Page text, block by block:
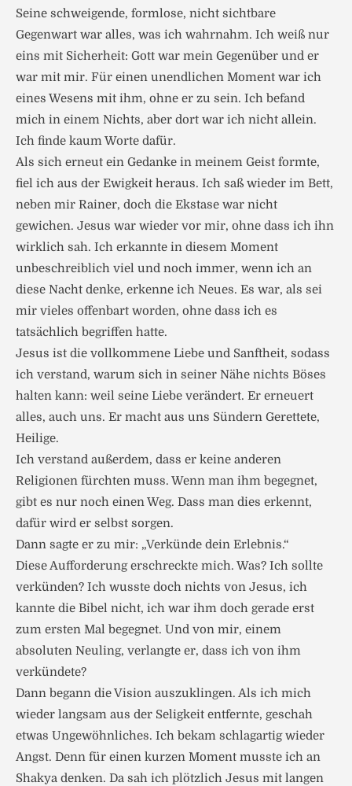
Seine schweigende, formlose, nicht sichtbare
Gegenwart war alles, was ich wahrnahm. Ich weiß nur
eins mit Sicherheit: Gott war mein Gegenüber und er
war mit mir. Für einen unendlichen Moment war ich
eines Wesens mit ihm, ohne er zu sein. Ich befand
mich in einem Nichts, aber dort war ich nicht allein.
Ich finde kaum Worte dafür.
Als sich erneut ein Gedanke in meinem Geist formte,
fiel ich aus der Ewigkeit heraus. Ich saß wieder im Bett,
neben mir Rainer, doch die Ekstase war nicht
gewichen. Jesus war wieder vor mir, ohne dass ich ihn
wirklich sah. Ich erkannte in diesem Moment
unbeschreiblich viel und noch immer, wenn ich an
diese Nacht denke, erkenne ich Neues. Es war, als sei
mir vieles offenbart worden, ohne dass ich es
tatsächlich begriffen hatte.
Jesus ist die vollkommene Liebe und Sanftheit, sodass
ich verstand, warum sich in seiner Nähe nichts Böses
halten kann: weil seine Liebe verändert. Er erneuert
alles, auch uns. Er macht aus uns Sündern Gerettete,
Heilige.
Ich verstand außerdem, dass er keine anderen
Religionen fürchten muss. Wenn man ihm begegnet,
gibt es nur noch einen Weg. Dass man dies erkennt,
dafür wird er selbst sorgen.
Dann sagte er zu mir: „Verkünde dein Erlebnis.“
Diese Aufforderung erschreckte mich. Was? Ich sollte
verkünden? Ich wusste doch nichts von Jesus, ich
kannte die Bibel nicht, ich war ihm doch gerade erst
zum ersten Mal begegnet. Und von mir, einem
absoluten Neuling, verlangte er, dass ich von ihm
verkündete?
Dann begann die Vision auszuklingen. Als ich mich
wieder langsam aus der Seligkeit entfernte, geschah
etwas Ungewöhnliches. Ich bekam schlagartig wieder
Angst. Denn für einen kurzen Moment musste ich an
Shakya denken. Da sah ich plötzlich Jesus mit langen